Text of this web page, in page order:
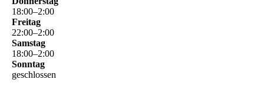
18:00–2:00
Freitag
22:00–2:00
Samstag
18:00–2:00
Sonntag
geschlossen